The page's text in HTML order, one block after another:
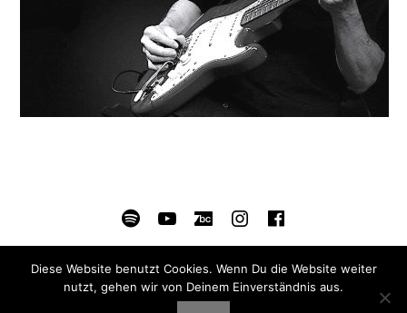
SOCIAL MEDIA PROFILES
SpotifyYouTubeBandcampInstagram
© 2026 Ron Spielman /Datenschutz
Diese Website benutzt Cookies. Wenn Du die Website weiter
nutzt, gehen wir von Deinem Einverständnis aus.